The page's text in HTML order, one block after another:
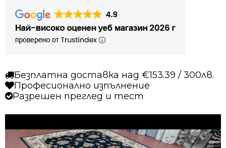
Безплатна доставка над €153.39 / 300лв.
Професионално изпълнение
Разрешен преглед и тест